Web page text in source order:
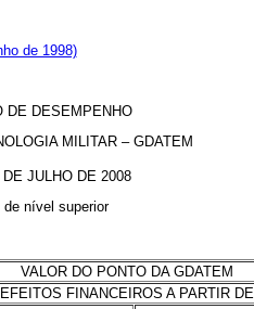
de 1998)
DE DESEMPENHO
MILITAR – GDATEM
JULHO DE 2008
de nível superior
VALOR DO PONTO DA GDATEM
EFEITOS FINANCEIROS A PARTIR DE